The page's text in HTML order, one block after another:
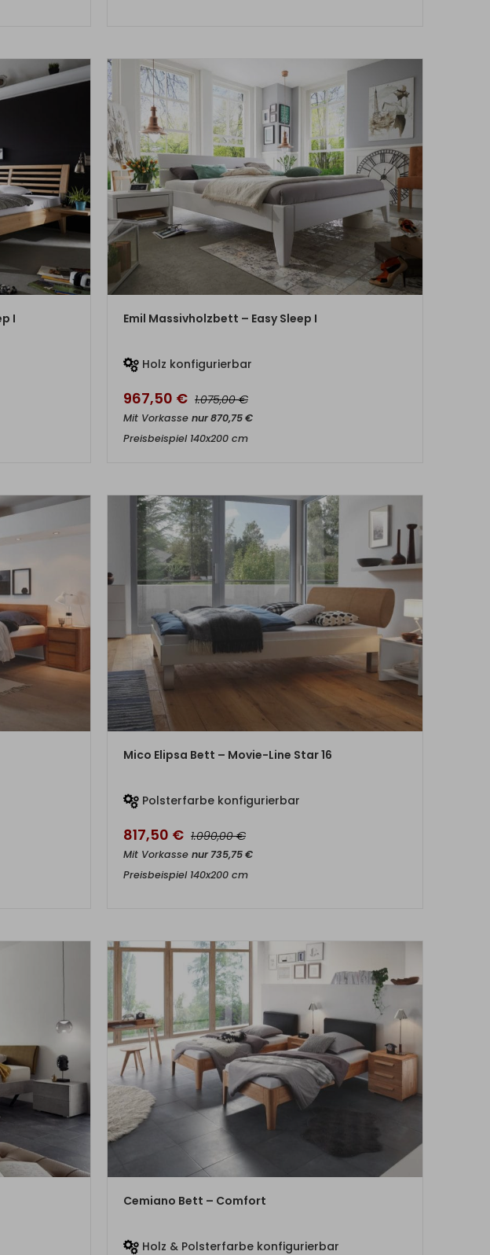
I Emil Massivholzbett – Easy Sleep I
Holz konfigurierbar
967,50 € 1.075,00€
Mit Vorkasse nur870,75€
Preisbeispiel 140x200 cm
ZUM PRODUKT
Mico Elipsa Bett – Movie-Line Star 16
Polsterfarbe konfigurierbar
817,50 € 1.090,00€
Mit Vorkasse nur735,75€
Preisbeispiel 140x200 cm
ZUM PRODUKT
Cemiano Bett – Comfort
Holz & Polsterfarbe konfigurierbar